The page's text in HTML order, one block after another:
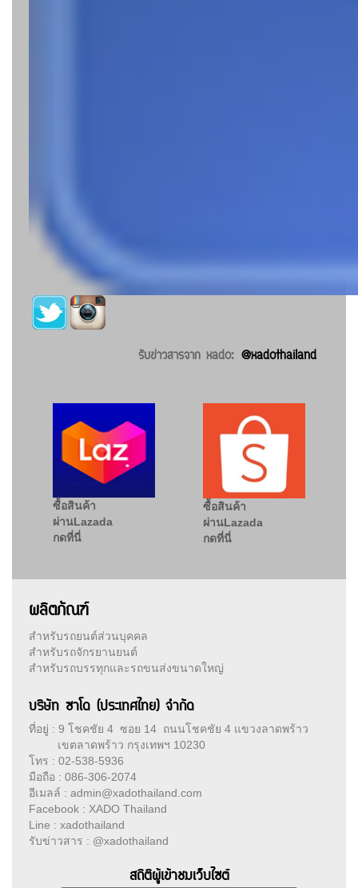
รับข่าวสารจาก xado: @xadothailand
ซื้อสินค้า
ผ่านLazada
กดที่นี่
ซื้อสินค้า
ผ่านLazada
กดที่นี่
ผลิตภัณฑ์
สำหรับรถยนต์ส่วนบุคคล
สำหรับรถจักรยานยนต์
สำหรับรถบรรทุกและรถขนส่งขนาดใหญ่
บริษัท ซาโด (ประเทศไทย) จำกัด
ที่อยู่ : 9 โชคชัย 4 ซอย 14 ถนนโชคชัย 4 แขวงลาดพร้าว
เขตลาดพร้าว กรุงเทพฯ 10230
โทร : 02-538-5936
มือถือ : 086-306-2074
อีเมลล์ : admin@xadothailand.com
Facebook : XADO Thailand
Line : xadothailand
รับข่าวสาร : @xadothailand
สถิติผู้เข้าชมเว็บไซต์